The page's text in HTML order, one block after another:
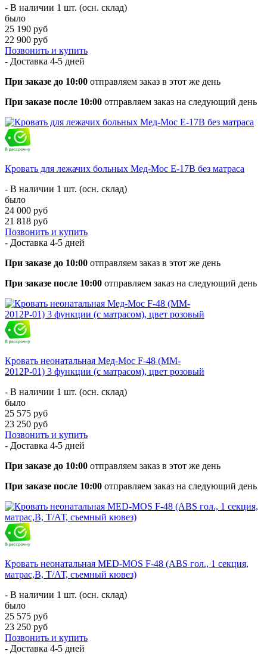
- В наличии 1 шт. (осн. склад)
было
25 190 руб
22 900 руб
Позвонить и купить
- Доставка 4-5 дней
При заказе до 10:00 отправляем заказ в этот же день
При заказе после 10:00 отправляем заказ на следующий день
Кровать для лежачих больных Мед-Мос Е-17В без матраса
- В наличии 1 шт. (осн. склад)
было
24 000 руб
21 818 руб
Позвонить и купить
- Доставка 4-5 дней
При заказе до 10:00 отправляем заказ в этот же день
При заказе после 10:00 отправляем заказ на следующий день
Кровать неонатальная Мед-Мос F-48 (MM-
2012Р-01) 3 функции (с матрасом), цвет розовый
- В наличии 1 шт. (осн. склад)
было
25 575 руб
23 250 руб
Позвонить и купить
- Доставка 4-5 дней
При заказе до 10:00 отправляем заказ в этот же день
При заказе после 10:00 отправляем заказ на следующий день
Кровать неонатальная MED-MOS F-48 (ABS гол., 1 секция,
матрас,В, Т/АТ, съемный кювез)
- В наличии 1 шт. (осн. склад)
было
25 575 руб
23 250 руб
Позвонить и купить
- Доставка 4-5 дней